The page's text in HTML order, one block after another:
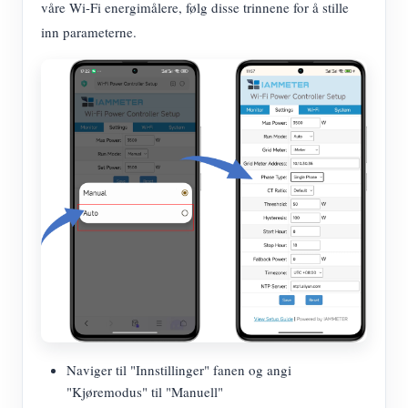
våre Wi-Fi energimålere, følg disse trinnene for å stille
inn parameterne.
Naviger til "Innstillinger" fanen og angi
"Kjøremodus" til "Manuell"